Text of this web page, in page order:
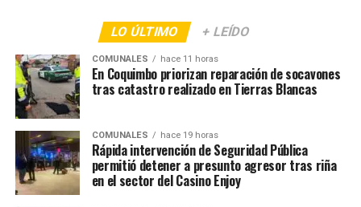
LO ÚLTIMO + LEÍDO
COMUNALES hace 11 horas
En Coquimbo priorizan reparación de socavones
tras catastro realizado en Tierras Blancas
COMUNALES hace 19 horas
Rápida intervención de Seguridad Pública
permitió detener a presunto agresor tras riña
en el sector del Casino Enjoy